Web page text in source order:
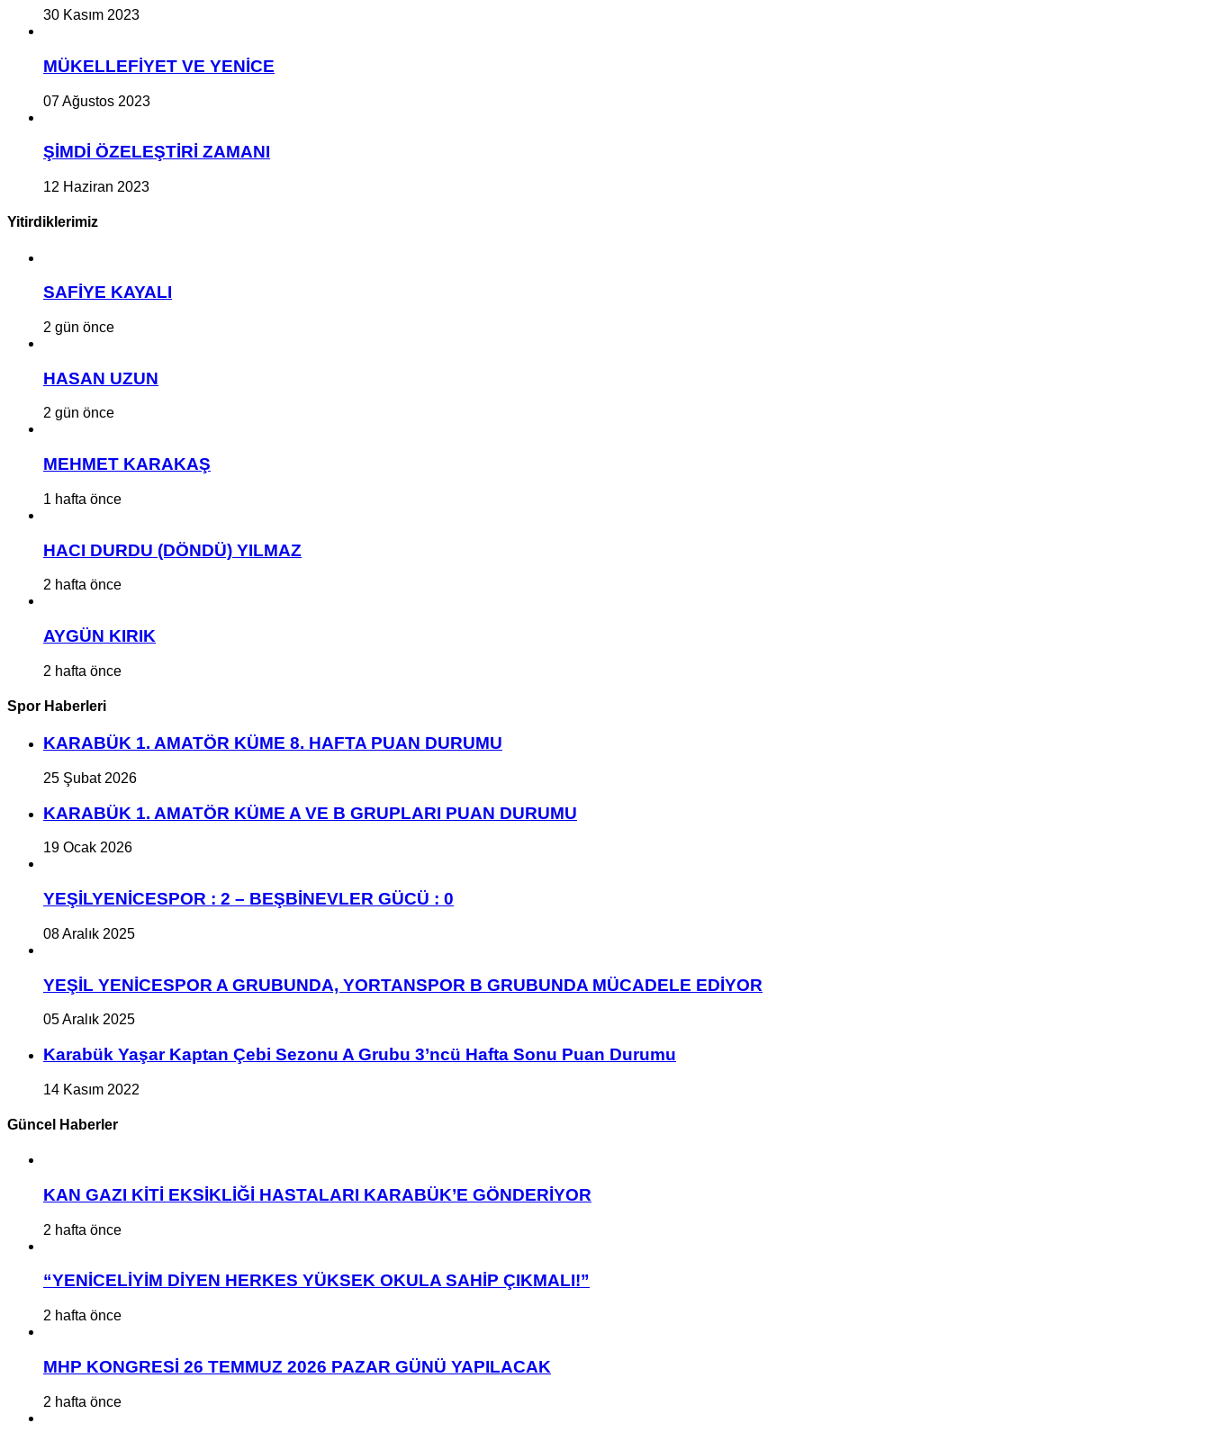
30 Kasım 2023
MÜKELLEFİYET VE YENİCE
07 Ağustos 2023
ŞİMDİ ÖZELEŞTİRİ ZAMANI
12 Haziran 2023
Yitirdiklerimiz
SAFİYE KAYALI
2 gün önce
HASAN UZUN
2 gün önce
MEHMET KARAKAŞ
1 hafta önce
HACI DURDU (DÖNDÜ) YILMAZ
2 hafta önce
AYGÜN KIRIK
2 hafta önce
Spor Haberleri
KARABÜK 1. AMATÖR KÜME 8. HAFTA PUAN DURUMU
25 Şubat 2026
KARABÜK 1. AMATÖR KÜME A VE B GRUPLARI PUAN DURUMU
19 Ocak 2026
YEŞİLYENİCESPOR : 2 – BEŞBİNEVLER GÜCÜ : 0
08 Aralık 2025
YEŞİL YENİCESPOR A GRUBUNDA, YORTANSPOR B GRUBUNDA MÜCADELE EDİYOR
05 Aralık 2025
Karabük Yaşar Kaptan Çebi Sezonu A Grubu 3’ncü Hafta Sonu Puan Durumu
14 Kasım 2022
Güncel Haberler
KAN GAZI KİTİ EKSİKLİĞİ HASTALARI KARABÜK’E GÖNDERİYOR
2 hafta önce
“YENİCELİYİM DİYEN HERKES YÜKSEK OKULA SAHİP ÇIKMALI!”
2 hafta önce
MHP KONGRESİ 26 TEMMUZ 2026 PAZAR GÜNÜ YAPILACAK
2 hafta önce